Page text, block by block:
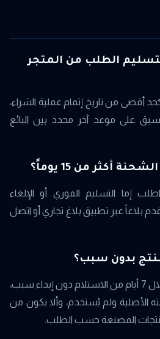
لتسليم الطلب من المتجر
هي 15 يوماً كحد أقصى من تاريخ إتمام عملية الشراء،
على موعد آخر محدد بين البائع
أكثر من 15 يوماً؟
إما التسليم الفوري أو الإلغاء
بلاغاً عبر تطبيق بلاغ تجاري أو اتصل
بدون سبب؟
نعم، يحق لك إرجاع المنتج خلال 7 أيام من الاستلام دون إبداء سبب،
الأصلية ولم يُستخدم، وألا يكون من
المصنعة حسب الطلب.